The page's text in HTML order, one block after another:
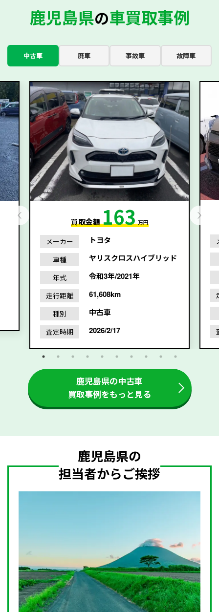
鹿児島県の車買取事例
中古車 廃車 事故車 故障車
買取金額163 万円
メーカー トヨタ
車種 ヤリスクロスハイブリッド
年式 令和3年/2021年
走行距離 61,608km
種別 中古車
査定時期 2026/2/17
鹿児島県の中古車
買取事例をもっと見る
鹿児島県の
担当者からご挨拶